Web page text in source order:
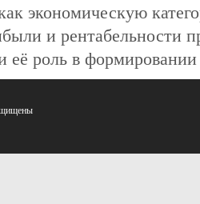
экономическую
и рентабельности
её роль в